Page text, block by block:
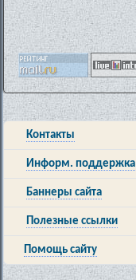
Контакты
Информ. поддержка
Баннеры сайта
Полезные ссылки
Помощь сайту